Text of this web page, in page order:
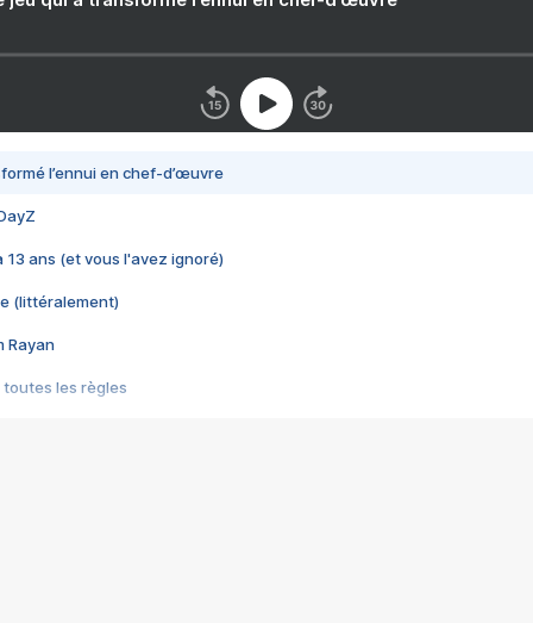
l’ennui en chef-d’œuvre
13 ans (et vous l'avez ignoré)
(littéralement)
Rayan
toutes les règles